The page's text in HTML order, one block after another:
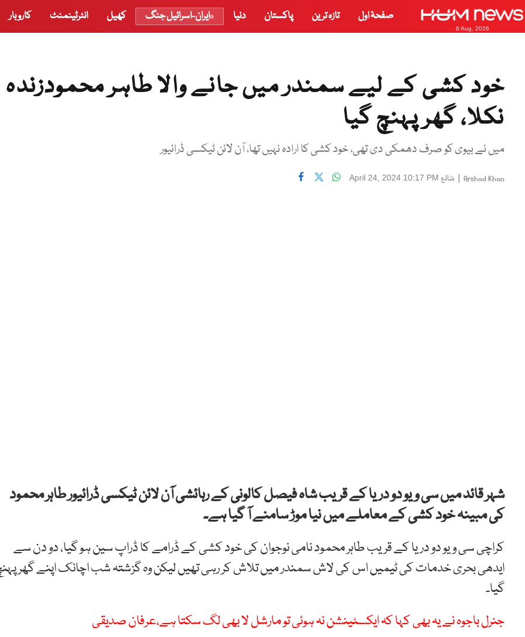
8 Aug, 2026
صفحۂ اول تازہ ترین پاکستان دنیا ایران-اسرائیل جنگ کھیل انٹرٹینمنٹ کاروبار
خود کشی کے لیے سمندر میں جانے والا طاہر محمودزندہ
نکلا، گھر پہنچ گیا
میں نے بیوی کو صرف دھمکی دی تھی، خود کشی کا ارادہ نہیں تھا، آن لائن ٹیکسی ڈرائیور
Arshad Khan
| شائع April 24, 2024 10:17 PM
شہر قائد میں سی ویو دو دریا کے قریب شاہ فیصل کالونی کے رہائشی آن لائن ٹیکسی ڈرائیور طاہر محمود
کی مبینہ خود کشی کے معاملے میں نیا موڑ سامنے آ گیا ہے۔
کراچی سی ویو دو دریا کے قریب طاہر محمود نامی نوجوان کی خود کشی کے ڈرامے کا ڈراپ سین ہو گیا، دو دن سے
ایدھی بحری خدمات کی ٹیمیں اس کی لاش سمندر میں تلاش کر رہی تھیں لیکن وہ گزشتہ شب اچانک اپنے گھر
گیا۔
جنرل باجوہ نے یہ بھی کہا کہ ایکسٹینشن نہ ہوئی تو مارشل لا بھی لگ سکتا ہے،عرفان صدیقی